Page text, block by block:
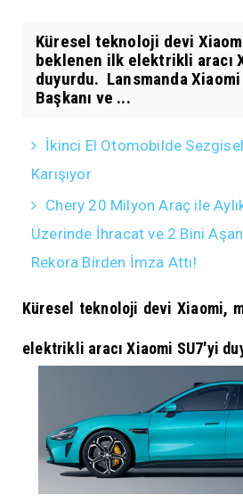
Küresel teknoloji devi
beklenen ilk elektrikli aracı
duyurdu. Lansmanda
Başkanı ve ...
İkinci El Otomobilde
Karışıyor
Chery 20 Milyon Araç ile
Üzerinde İhracat ve 2 Bini
Rekora Birden İmza Attı!
Küresel teknoloji devi Xiaomi,
elektrikli aracı Xiaomi SU7'yi